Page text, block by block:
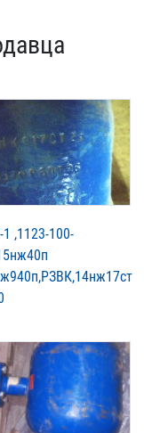
1 ,1123-100-